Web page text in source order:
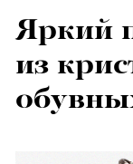
Яркий
из